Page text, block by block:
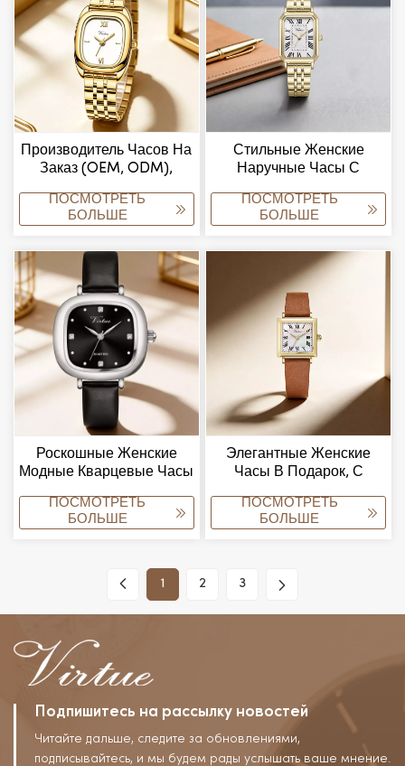
Производитель Часов На
Заказ (OEM, ODM),
Часов Напрямую С
Завода.
ПОСМОТРЕТЬ
БОЛЬШЕ
Стильные Женские
Наручные Часы С
Вдохновленным
Ювелирными Изделиями.
ПОСМОТРЕТЬ
БОЛЬШЕ
Роскошные Женские
Модные Кварцевые Часы
Ювелирном Стиле.
ПОСМОТРЕТЬ
БОЛЬШЕ
Элегантные Женские
Часы В Подарок, С
Дизайном.
ПОСМОТРЕТЬ
БОЛЬШЕ
1 2 3
Подпишитесь на рассылку новостей
Читайте дальше, следите за обновлениями,
подписывайтесь, и мы будем рады услышать ваше мнение.